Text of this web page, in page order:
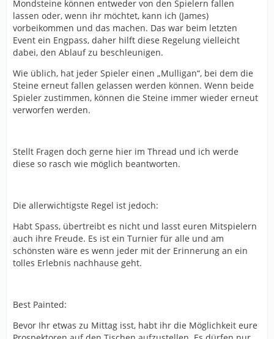
Mondsteine können entweder von den Spielern fallen
lassen oder, wenn ihr möchtet, kann ich (James)
vorbeikommen und das machen. Das war beim letzten
Event ein Engpass, daher hilft diese Regelung vielleicht
dabei, den Ablauf zu beschleunigen.
Wie üblich, hat jeder Spieler einen „Mulligan“, bei dem die
Steine erneut fallen gelassen werden können. Wenn beide
Spieler zustimmen, können die Steine immer wieder erneut
verworfen werden.
Stellt Fragen doch gerne hier im Thread und ich werde
diese so rasch wie möglich beantworten.
Die allerwichtigste Regel ist jedoch:
Habt Spass, übertreibt es nicht und lasst euren Mitspielern
auch ihre Freude. Es ist ein Turnier für alle und am
schönsten wäre es wenn jeder mit der Erinnerung an ein
tolles Erlebnis nachhause geht.
Best Painted:
Bevor Ihr etwas zu Mittag isst, habt ihr die Möglichkeit eure